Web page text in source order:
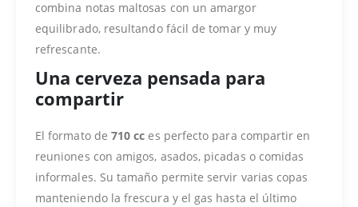
combina notas maltosas con un amargor
equilibrado, resultando fácil de tomar y muy
refrescante.
Una cerveza pensada para
compartir
El formato de 710 cc es perfecto para compartir en
reuniones con amigos, asados, picadas o comidas
informales. Su tamaño permite servir varias copas
manteniendo la frescura y el gas hasta el último